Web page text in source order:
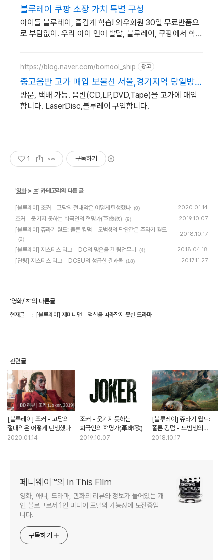
블루레이 쿠팡 소장 가치 특별 구성
아이들 블루레이, 즐겁게 학습! 와우회원 30일 무료반품으
로 부담없이. 우리 아이 언어 발달, 블루레이, 쿠팡에서 학습
https://blog.naver.com/bomool_ship 광고
중고음반 고가 매입 보물선 서울,경기지역 당일방문
가능
방문, 택배 가능. 음반(CD,LP,DVD,Tape)을 고가에 매입
합니다. LaserDisc,블루레이 구입합니다.
1 구독하기
'영화> ㅈ' 카테고리의 다른 글
[블루레이] 조커 - 고담의 절대악은 어떻게 탄생했나 (0) 2020.01.14
조커 - 웃기지 못하는 희극인의 혁명가(革命歌) (9) 2019.10.07
[블루레이] 쥬라기 월드: 폴른 킹덤 - 모범생의 답안같은 쥬라기 월드
(2)
2018.10.17
[블루레이] 저스티스 리그 - DC의 명운을 건 팀업무비 (4) 2018.04.18
[단평] 저스티스 리그 - DCEU의 성급한 결과물 (18) 2017.11.27
'영화/ㅈ'의 다른글
현재글 [블루레이] 제미니맨 - 액션을 따라잡지 못한 드라마
관련글
[블루레이] 조커 - 고담의
절대악은 어떻게 탄생했나
2020.01.14
조커 - 웃기지 못하는
희극인의 혁명가(革命歌)
2019.10.07
[블루레이] 쥬라기 월드:
폴른 킹덤 - 모범생의
답안같은 쥬라기 월드
2018.10.17
페니웨이™의 In This Film
영화, 애니, 드라마, 만화의 리뷰와 정보가 들어있는 개
인 블로그로서 1인 미디어 포털의 가능성에 도전중입
니다.
구독하기